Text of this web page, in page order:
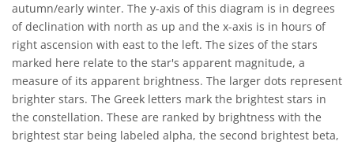
autumn/early winter. The y-axis of this diagram is in degrees
of declination with north as up and the x-axis is in hours of
right ascension with east to the left. The sizes of the stars
marked here relate to the star's apparent magnitude, a
measure of its apparent brightness. The larger dots represent
brighter stars. The Greek letters mark the brightest stars in
the constellation. These are ranked by brightness with the
brightest star being labeled alpha, the second brightest beta,